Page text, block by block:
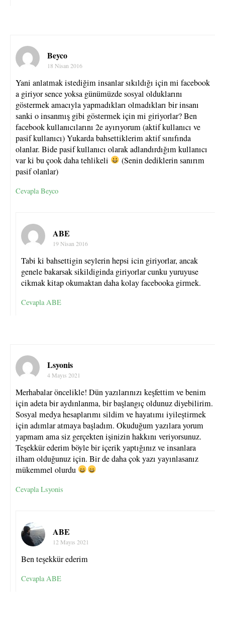
Beyco
18 Nisan 2016
Yani anlatmak istediğim insanlar sıkıldığı için mi facebook
a giriyor sence yoksa günümüzde sosyal olduklarını
göstermek amacıyla yapmadıkları olmadıkları bir insanı
sanki o insanmış gibi göstermek için mi giriyorlar? Ben
facebook kullanıcılarını 2e ayırıyorum (aktif kullanıcı ve
pasif kullanıcı) Yukarda bahsettiklerim aktif sınıfında
olanlar. Bide pasif kullanıcı olarak adlandırdığım kullanıcı
var ki bu çook daha tehlikeli
(Senin dediklerin sanırım
pasif olanlar)
Cevapla Beyco
ABE
19 Nisan 2016
Tabi ki bahsettigin seylerin hepsi icin giriyorlar, ancak
genele bakarsak sikildiginda giriyorlar cunku yuruyuse
cikmak kitap okumaktan daha kolay facebooka girmek.
Cevapla ABE
Lsyonis
4 Mayıs 2021
Merhabalar öncelikle! Dün yazılarınızı keşfettim ve benim
için adeta bir aydınlanma, bir başlangıç oldunuz diyebilirim.
Sosyal medya hesaplarımı sildim ve hayatımı iyileştirmek
için adımlar atmaya başladım. Okuduğum yazılara yorum
yapmam ama siz gerçekten işinizin hakkını veriyorsunuz.
Teşekkür ederim böyle bir içerik yaptığınız ve insanlara
ilham olduğunuz için. Bir de daha çok yazı yayınlasanız
mükemmel olurdu
Cevapla Lsyonis
ABE
12 Mayıs 2021
Ben teşekkür ederim
Cevapla ABE